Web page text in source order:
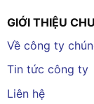
GIỚI THIỆU
Về công ty
Tin tức công ty
Liên hệ